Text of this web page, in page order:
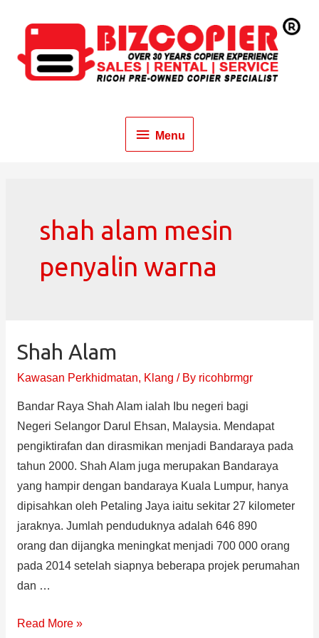
Menu
shah alam mesin
penyalin warna
Shah Alam
Kawasan Perkhidmatan, Klang / By ricohbrmgr
Bandar Raya Shah Alam ialah Ibu negeri bagi
Negeri Selangor Darul Ehsan, Malaysia. Mendapat
pengiktirafan dan dirasmikan menjadi Bandaraya pada
tahun 2000. Shah Alam juga merupakan Bandaraya
yang hampir dengan bandaraya Kuala Lumpur, hanya
dipisahkan oleh Petaling Jaya iaitu sekitar 27 kilometer
jaraknya. Jumlah penduduknya adalah 646 890
orang dan dijangka meningkat menjadi 700 000 orang
pada 2014 setelah siapnya beberapa projek perumahan
dan …
Read More »